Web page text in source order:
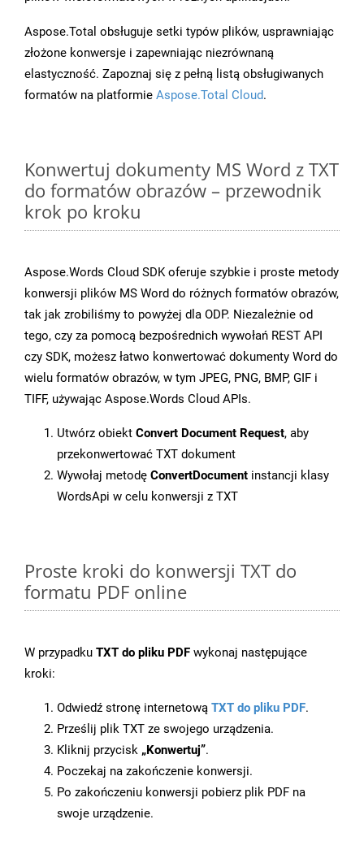
Aspose.Total obsługuje setki typów plików, usprawniając
złożone konwersje i zapewniając niezrównaną
elastyczność. Zapoznaj się z pełną listą obsługiwanych
formatów na platformie Aspose.Total Cloud.
Konwertuj dokumenty MS Word z TXT
do formatów obrazów – przewodnik
krok po kroku
Aspose.Words Cloud SDK oferuje szybkie i proste metody
konwersji plików MS Word do różnych formatów obrazów,
tak jak zrobiliśmy to powyżej dla ODP. Niezależnie od
tego, czy za pomocą bezpośrednich wywołań REST API
czy SDK, możesz łatwo konwertować dokumenty Word do
wielu formatów obrazów, w tym JPEG, PNG, BMP, GIF i
TIFF, używając Aspose.Words Cloud APIs.
Utwórz obiekt Convert Document Request, aby
przekonwertować TXT dokument
Wywołaj metodę ConvertDocument instancji klasy
WordsApi w celu konwersji z TXT
Proste kroki do konwersji TXT do
formatu PDF online
W przypadku TXT do pliku PDF wykonaj następujące
kroki:
Odwiedź stronę internetową TXT do pliku PDF.
Prześlij plik TXT ze swojego urządzenia.
Kliknij przycisk „Konwertuj”.
Poczekaj na zakończenie konwersji.
Po zakończeniu konwersji pobierz plik PDF na
swoje urządzenie.